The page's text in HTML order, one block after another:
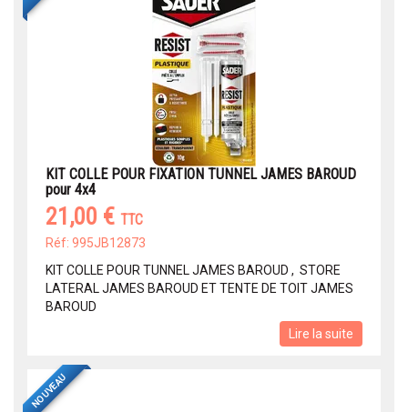
KIT COLLE POUR FIXATION TUNNEL JAMES BAROUD
pour 4x4
21,00 € TTC
Réf: 995JB12873
KIT COLLE POUR TUNNEL JAMES BAROUD , STORE
LATERAL JAMES BAROUD ET TENTE DE TOIT JAMES
BAROUD
Lire la suite
NOUVEAU